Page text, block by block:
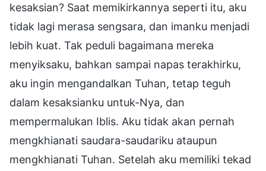
kesaksian? Saat memikirkannya seperti itu, aku
tidak lagi merasa sengsara, dan imanku menjadi
lebih kuat. Tak peduli bagaimana mereka
menyiksaku, bahkan sampai napas terakhirku,
aku ingin mengandalkan Tuhan, tetap teguh
dalam kesaksianku untuk-Nya, dan
mempermalukan Iblis. Aku tidak akan pernah
mengkhianati saudara-saudariku ataupun
mengkhianati Tuhan. Setelah aku memiliki tekad